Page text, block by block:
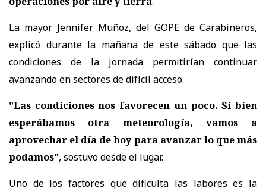
La mayor Jennifer Muñoz, del GOPE de Carabineros,
explicó durante la mañana de este sábado que las
condiciones de la jornada permitirían continuar
avanzando en sectores de difícil acceso.
"Las condiciones nos favorecen un poco. Si bien
esperábamos otra meteorología, vamos a
aprovechar el día de hoy para avanzar lo que más
podamos", sostuvo desde el lugar.
Uno de los factores que dificulta las labores es la